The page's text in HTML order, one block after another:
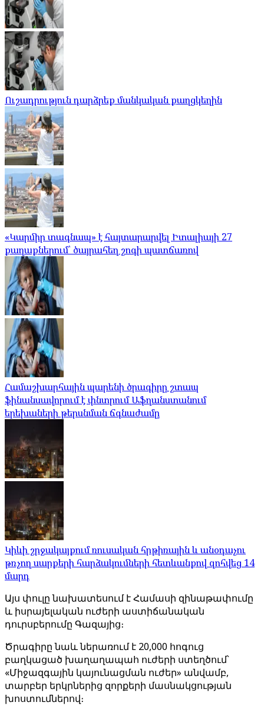
Ուշադրություն դարձրեք մանկական քաղցկեղին
«Կարմիր տագնապ» է հայտարարվել Իտալիայի 27
քաղաքներում՝ ծայրահեղ շոգի պատճառով
Համաշխարհային պարենի ծրագիրը շտապ
ֆինանսավորում է փնտրում Աֆղանստանում
երեխաների թերսնման ճգնաժամը
Կիևի շրջակայքում ռուսական հրթիռային և անօդաչու
թռչող սարքերի հարձակումների հետևանքով զոհվեց 14
մարդ
Այս փուլը նախատեսում է Համասի զինաթափումը
և իսրայելական ուժերի աստիճանական
դուրսբերումը Գազայից։
Ծրագիրը նաև ներառում է 20,000 հոգուց
բաղկացած խաղաղապահ ուժերի ստեղծում՝
«Միջազգային կայունացման ուժեր» անվամբ,
տարբեր երկրներից զորքերի մասնակցության
խոստումներով։